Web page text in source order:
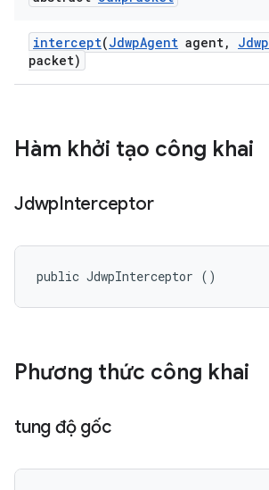
intercept(JdwpAgent agent, Jdwp
packet)
Hàm khởi tạo công khai
JdwpInterceptor
public JdwpInterceptor ()
Phương thức công khai
tung độ gốc